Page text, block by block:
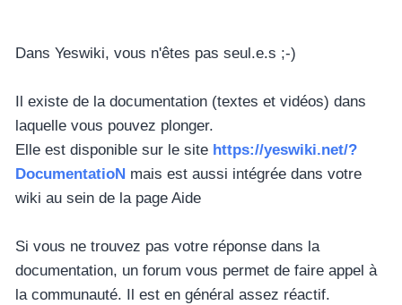
Dans Yeswiki, vous n'êtes pas seul.e.s ;-)
Il existe de la documentation (textes et vidéos) dans
laquelle vous pouvez plonger.
Elle est disponible sur le site https://yeswiki.net/?
DocumentatioN mais est aussi intégrée dans votre
wiki au sein de la page Aide
Si vous ne trouvez pas votre réponse dans la
documentation, un forum vous permet de faire appel à
la communauté. Il est en général assez réactif.